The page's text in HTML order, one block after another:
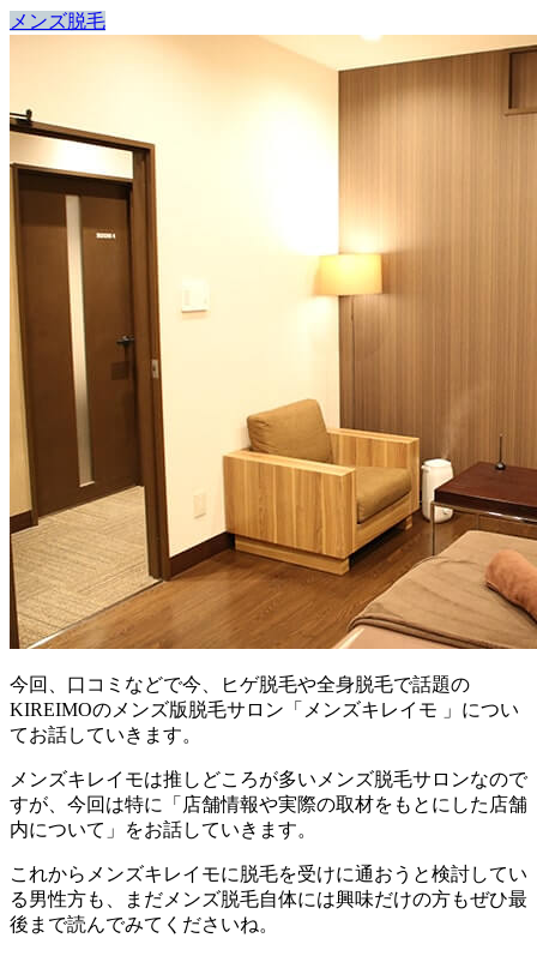
メンズ脱毛
今回、口コミなどで今、ヒゲ脱毛や全身脱毛で話題の
KIREIMOのメンズ版脱毛サロン「メンズキレイモ 」につい
てお話していきます。
メンズキレイモは推しどころが多いメンズ脱毛サロンなので
すが、今回は特に「店舗情報や実際の取材をもとにした店舗
内について」をお話していきます。
これからメンズキレイモに脱毛を受けに通おうと検討してい
る男性方も、まだメンズ脱毛自体には興味だけの方もぜひ最
後まで読んでみてくださいね。